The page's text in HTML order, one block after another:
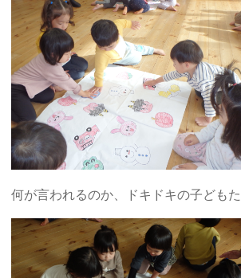
何が言われるのか、ドキドキの子どもた